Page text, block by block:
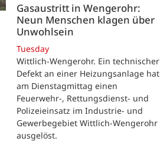
Gasaustritt in Wengerohr:
Neun Menschen klagen über
Unwohlsein
Tuesday
Wittlich-Wengerohr. Ein technischer
Defekt an einer Heizungsanlage hat
am Dienstagmittag einen
Feuerwehr-, Rettungsdienst- und
Polizeieinsatz im Industrie- und
Gewerbegebiet Wittlich-Wengerohr
ausgelöst.